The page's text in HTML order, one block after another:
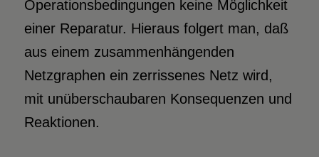
Operationsbedingungen keine Möglichkeit
einer Reparatur. Hieraus folgert man, daß
aus einem zusammenhängenden
Netzgraphen ein zerrissenes Netz wird,
mit unüberschaubaren Konsequenzen und
Reaktionen.